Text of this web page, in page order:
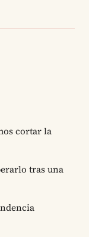
cortar la
tras una